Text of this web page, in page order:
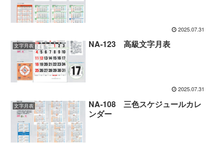
2025.07.31
文字月表 NA-123 高級文字月表
2025.07.31
文字月表
NA-108 三色スケジュールカレ
ンダー